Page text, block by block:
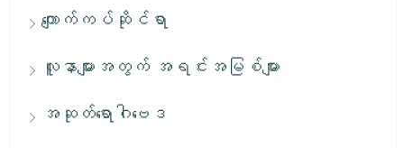
ကျောက်ကပ်ဆိုင်ရာ
လူနာများအတွက် အရင်းအမြစ်များ
အဆုတ်ရောဂါဗေဒ